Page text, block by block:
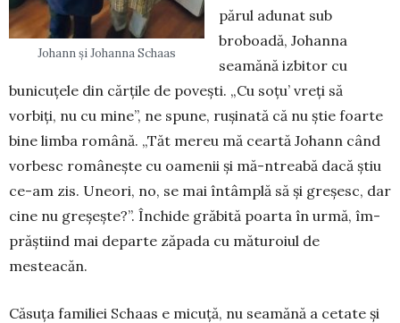
Johann și Johanna Schaas
părul adunat sub
broboadă, Johanna
seamănă izbitor cu
bunicuțele din cărțile de povești. „Cu so­țu’ vreți să
vorbiți, nu cu mi­ne”, ne spune, rușinată că nu știe foarte
bine limba română. „Tăt mereu mă ceartă Johann când
vorbesc românește cu oamenii și mă-ntreabă dacă știu
ce-am zis. Uneori, no, se mai întâmplă să și greșesc, dar
cine nu greșește?”. Închi­de grăbită poarta în urmă, îm­
prăștiind mai departe zăpada cu măturoiul de
mesteacăn.
Căsuța familiei Schaas e micuță, nu seamănă a cetate și